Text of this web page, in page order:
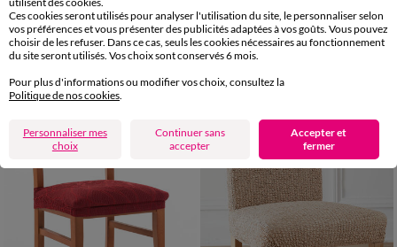
24,99 €
+ 0,14 €
-50% dès 2 art Code 899013
24,99 €
+ 0,10 €
-50% dès 2 art Code 899013
Ces cookies seront utilisés pour analyser l'utilisation du site, le personnaliser selon
vos préférences et vous présenter des publicités adaptées à vos goûts. Vous pouvez
choisir de les refuser. Dans ce cas, seuls les cookies nécessaires au fonctionnement
du site seront utilisés. Vos choix sont conservés 6 mois.
Pour plus d'informations ou modifier vos choix, consultez la
Politique de nos cookies
Personnaliser mes
choix
Continuer sans
accepter
Accepter et
fermer